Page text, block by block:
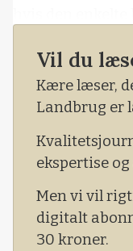
Vil du
Kære læser,
Landbrug er
ekspertise
Men vi vil
digitalt
30 kroner.